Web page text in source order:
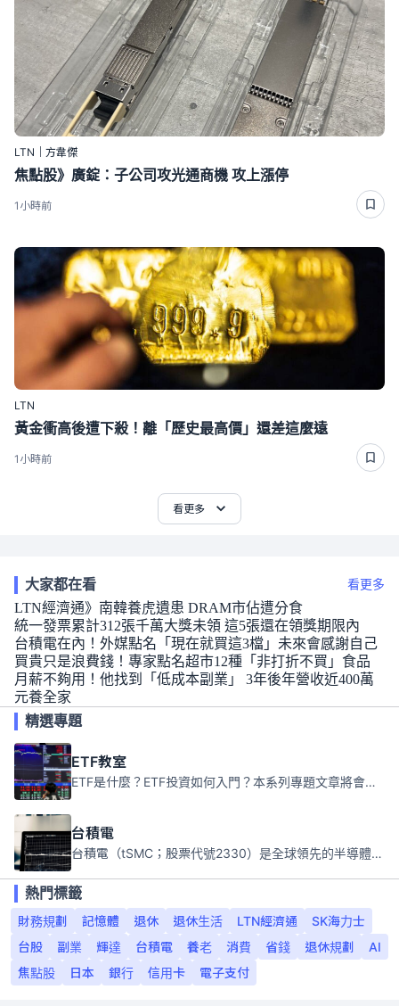
LTN｜方韋傑
焦點股》廣錠：子公司攻光通商機 攻上漲停
1小時前
LTN
黃金衝高後遭下殺！離「歷史最高價」還差這麼遠
1小時前
看更多
大家都在看 看更多
LTN經濟通》南韓養虎遺患 DRAM市佔遭分食
統一發票累計312張千萬大獎未領 這5張還在領獎期限內
台積電在內！外媒點名「現在就買這3檔」未來會感謝自己
買貴只是浪費錢！專家點名超市12種「非打折不買」食品
月薪不夠用！他找到「低成本副業」 3年後年營收近400萬
元養全家
精選專題
ETF教室
ETF是什麼？ETF投資如何入門？本系列專題文章將會告訴你新手必須知道的ETF基礎知識。
台積電
台積電（tSMC；股票代號2330）是全球領先的半導體代工公司，成立於1987年，總部位於台灣新竹。且已於美國、日本、德國及中國設廠，台積電是全球首家專業積體電路製造服務公司，也是全球最先進和最大規模的半導體代工廠。
熱門標籤
財務規劃
記憶體 退休 退休生活 LTN經濟通
SK海力士
台股
副業 輝達 台積電 養老 消費 省錢 退休規劃
AI
焦點股
日本 銀行 信用卡 電子支付